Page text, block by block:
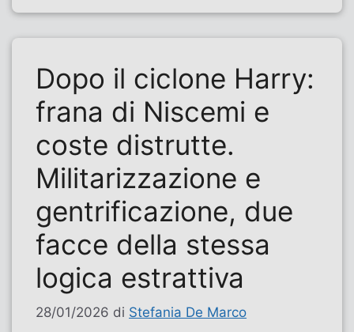
Dopo il ciclone Harry:
frana di Niscemi e
coste distrutte.
Militarizzazione e
gentrificazione, due
facce della stessa
logica estrattiva
28/01/2026 di Stefania De Marco